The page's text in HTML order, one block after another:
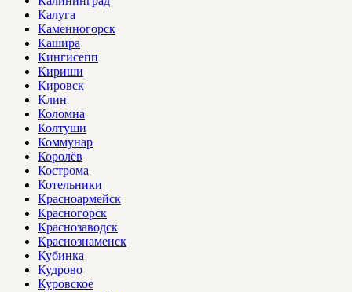
Калуга
Каменногорск
Кашира
Кингисепп
Кириши
Кировск
Клин
Коломна
Колтуши
Коммунар
Королёв
Кострома
Котельники
Красноармейск
Красногорск
Краснозаводск
Краснознаменск
Кубинка
Кудрово
Куровское